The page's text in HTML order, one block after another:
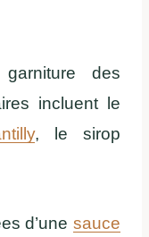
des
incluent le
, le sirop
d’une sauce